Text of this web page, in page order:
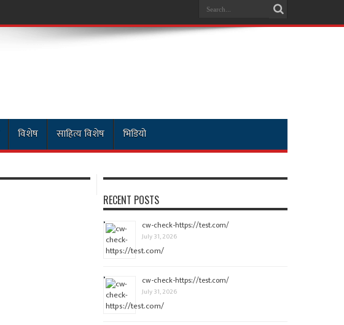
विशेष साहित्य विशेष भिडियो
RECENT POSTS
cw-check-https://test.com/
July 31, 2026
cw-check-https://test.com/
July 31, 2026